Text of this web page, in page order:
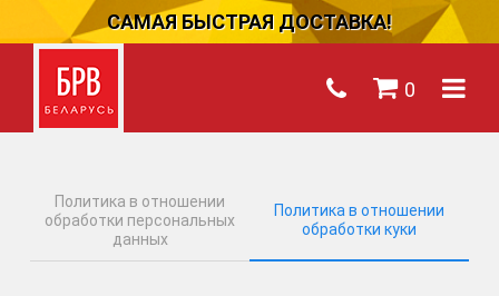
САМАЯ БЫСТРАЯ ДОСТАВКА!
0
Политика в отношении
обработки персональных
данных
Политика в отношении
обработки куки